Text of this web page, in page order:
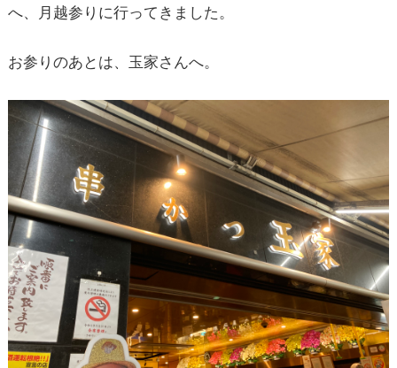
へ、月越参りに行ってきました。
お参りのあとは、玉家さんへ。